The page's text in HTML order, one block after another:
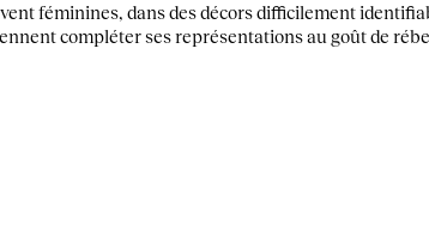
féminines, dans des décors difficilement
compléter ses représentations au goût de